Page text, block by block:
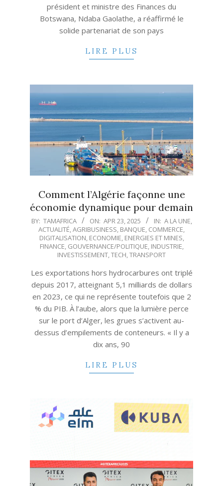
président et ministre des Finances du
Botswana, Ndaba Gaolathe, a réaffirmé le
solide partenariat de son pays
LIRE PLUS
Comment l’Algérie façonne une
économie dynamique pour demain
2025-
04-
BY: TAMAFRICA ON: APR 23, 2025 IN: A LA UNE,
ACTUALITÉ,AGRIBUSINESS, BANQUE, COMMERCE,
DIGITALISATION, ECONOMIE, ENERGIES ET MINES,
FINANCE, GOUVERNANCE/POLITIQUE, INDUSTRIE,
INVESTISSEMENT,TECH,TRANSPORT
Les exportations hors hydrocarbures ont triplé
depuis 2017, atteignant 5,1 milliards de dollars
en 2023, ce qui ne représente toutefois que 2
% du PIB. À l’aube, alors que la lumière perce
sur le port d’Alger, les grues s’activent au-
dessus d’empilements de conteneurs. « Il y a
dix ans, 90
LIRE PLUS